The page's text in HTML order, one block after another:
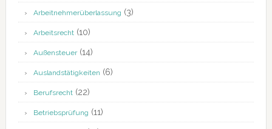
Arbeitnehmerüberlassung (3)
Arbeitsrecht(10)
Außensteuer(14)
Auslandstätigkeiten (6)
Berufsrecht(22)
Betriebsprüfung (11)